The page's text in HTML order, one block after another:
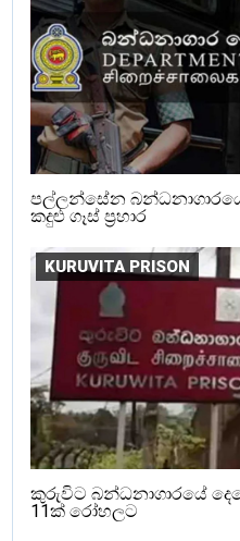
පල්ලන්සේන
කදුළු ගෑස් ප්‍රහාර
KURUVITA PRISON
කුරුවිට බන්ධනාගාරයේ
11ක් රෝහලට